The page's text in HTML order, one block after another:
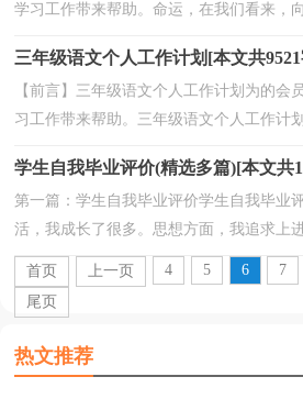
学习工作带来帮助。命运，在我们看来，
三年级语文个人工作计划[本文共
【前言】三年级语文个人工作计划为的会
习工作带来帮助。三年级语文个人工作计
学生自我毕业评价(精选多篇)[本文共
第一篇：学生自我毕业评价学生自我毕业
活，我成长了很多。思想方面，我追求上
高。我热爱祖国,热爱人民,坚决拥护共产
首页
上一页 4 5 6 7
尾页
热文推荐